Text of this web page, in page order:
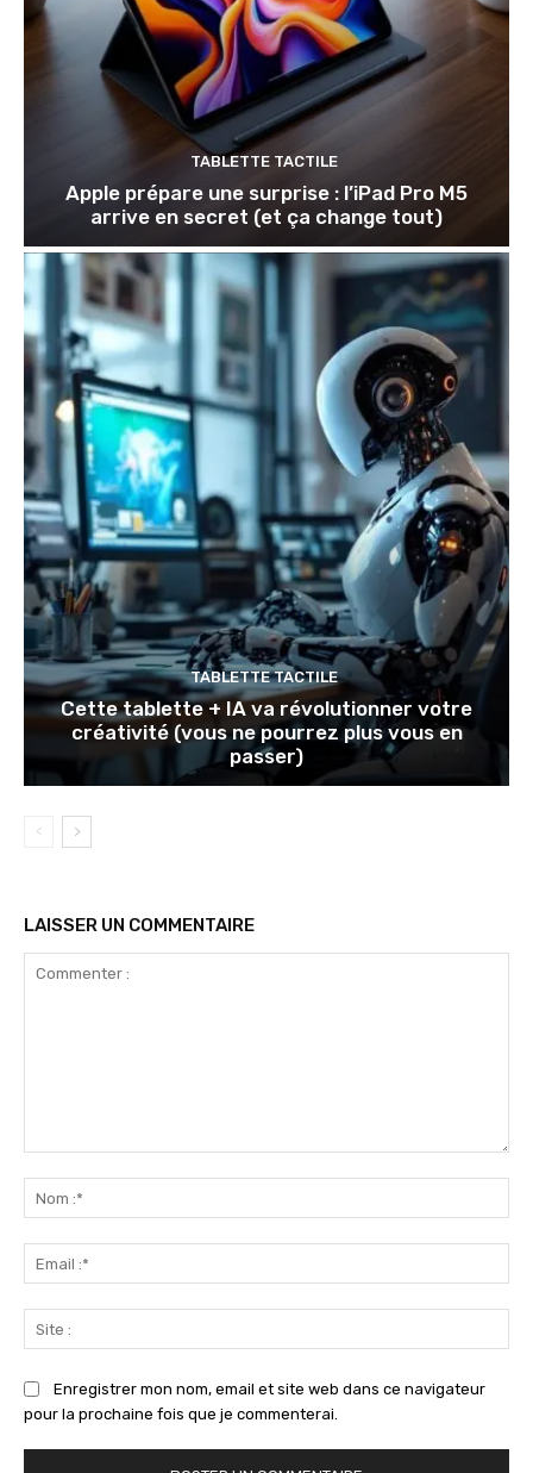
TABLETTE TACTILE
Apple prépare une surprise : l’iPad Pro M5
arrive en secret (et ça change tout)
TABLETTE TACTILE
Cette tablette + IA va révolutionner votre
créativité (vous ne pourrez plus vous en
passer)
LAISSER UN COMMENTAIRE
:*
:*
:
Enregistrer mon nom, email et site web dans ce navigateur
pour la prochaine fois que je commenterai.